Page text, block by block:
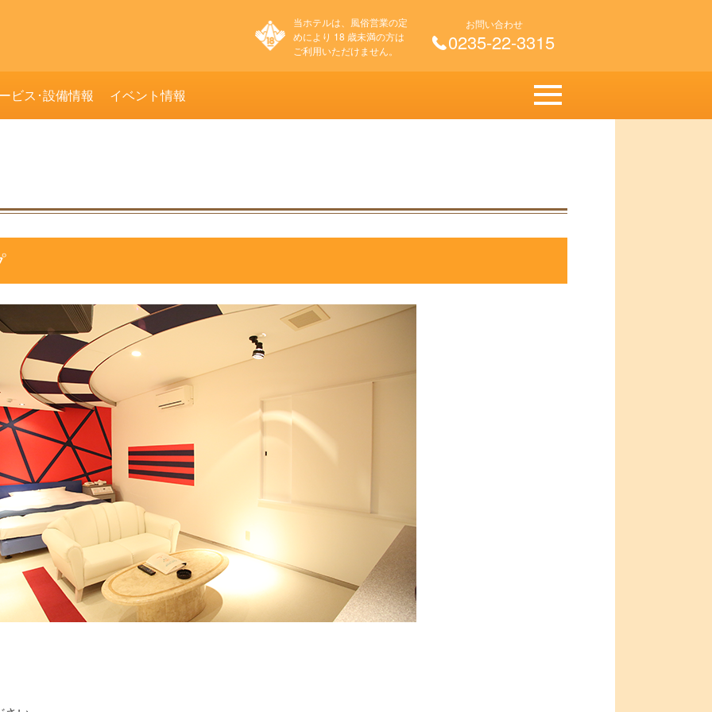
当ホテルは、風俗営業の定
めにより 18 歳未満の方は
ご利用いただけません。
お問い合わせ
0235-22-3315
ビス･設備情報 イベント情報